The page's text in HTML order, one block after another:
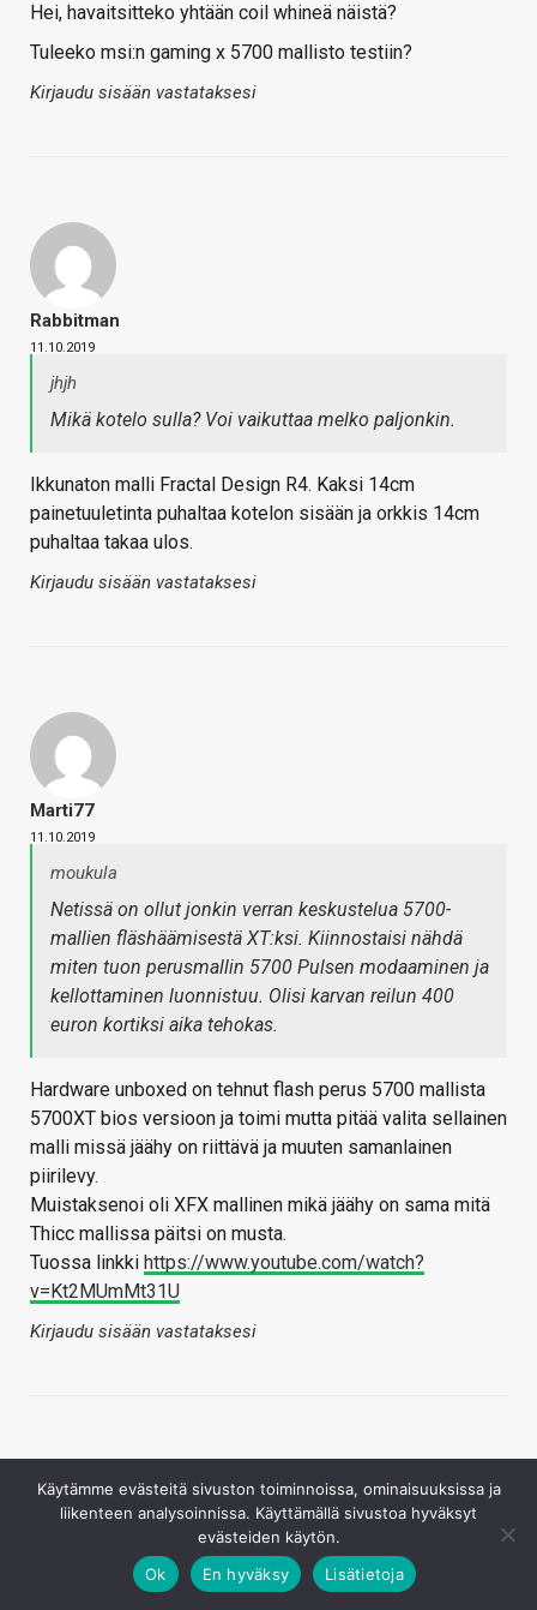
Hei, havaitsitteko yhtään coil whineä näistä?
Tuleeko msi:n gaming x 5700 mallisto testiin?
Kirjaudu sisään vastataksesi
Rabbitman
11.10.2019
jhjh
Mikä kotelo sulla? Voi vaikuttaa melko paljonkin.
Ikkunaton malli Fractal Design R4. Kaksi 14cm
painetuuletinta puhaltaa kotelon sisään ja orkkis 14cm
puhaltaa takaa ulos.
Kirjaudu sisään vastataksesi
Marti77
11.10.2019
moukula
Netissä on ollut jonkin verran keskustelua 5700-
mallien fläshäämisestä XT:ksi. Kiinnostaisi nähdä
miten tuon perusmallin 5700 Pulsen modaaminen ja
kellottaminen luonnistuu. Olisi karvan reilun 400
euron kortiksi aika tehokas.
Hardware unboxed on tehnut flash perus 5700 mallista
5700XT bios versioon ja toimi mutta pitää valita sellainen
malli missä jäähy on riittävä ja muuten samanlainen
piirilevy.
Muistaksenoi oli XFX mallinen mikä jäähy on sama mitä
Thicc mallissa päitsi on musta.
Tuossa linkki https://www.youtube.com/watch?
v=Kt2MUmMt31U
Kirjaudu sisään vastataksesi
Käytämme evästeitä sivuston toiminnoissa, ominaisuuksissa ja
liikenteen analysoinnissa. Käyttämällä sivustoa hyväksyt
evästeiden käytön.
Ok
En hyväksy Lisätietoja